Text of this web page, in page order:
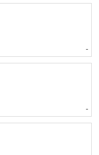
-
-